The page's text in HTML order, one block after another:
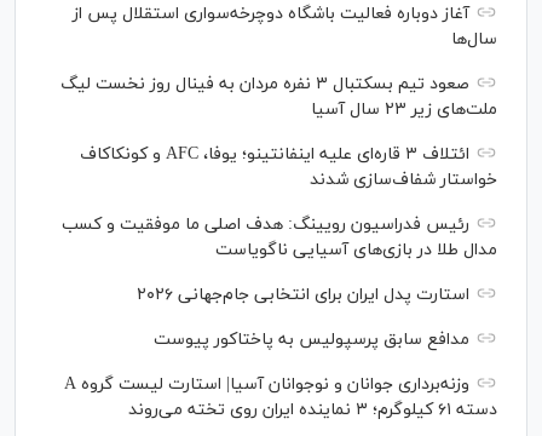
آغاز دوباره فعالیت باشگاه دوچرخه‌سواری استقلال پس از
سال‌ها
صعود تیم بسکتبال ۳ نفره مردان به فینال روز نخست لیگ
ملت‌های زیر ۲۳ سال آسیا
ائتلاف ۳ قاره‌ای علیه اینفانتینو؛ یوفا، AFC و کونکاکاف
خواستار شفاف‌سازی شدند
رئیس فدراسیون رویینگ: هدف اصلی ما موفقیت و کسب
مدال طلا در بازی‌های آسیایی ناگویاست
استارت پدل ایران برای انتخابی جام‌جهانی ۲۰۲۶
مدافع سابق پرسپولیس به پاختاکور پیوست
وزنه‌برداری جوانان و نوجوانان آسیا| استارت لیست گروه A
دسته ۶۱ کیلوگرم؛ ۳ نماینده ایران روی تخته می‌روند